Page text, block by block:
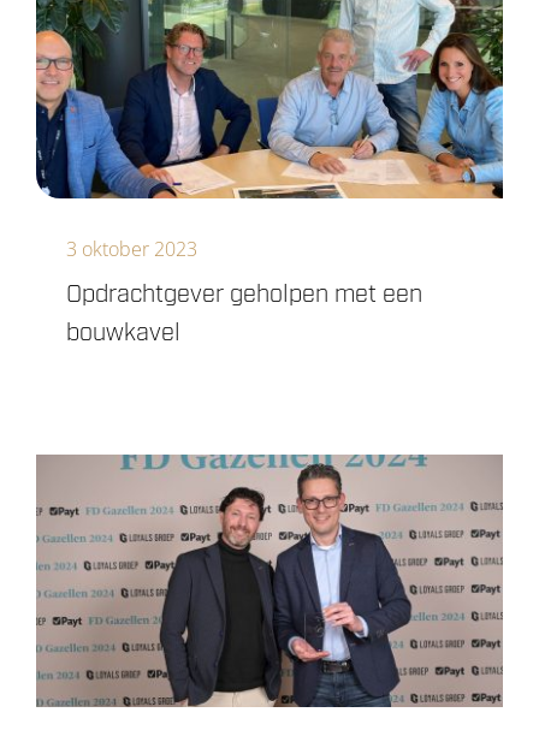
Opdrachtgever geholpen met een
bouwkavel
3 oktober 2023